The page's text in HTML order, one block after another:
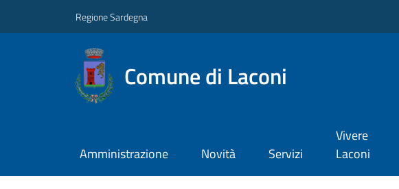
Regione Sardegna
Comune di Laconi
Amministrazione Novità Servizi
Vivere
Laconi